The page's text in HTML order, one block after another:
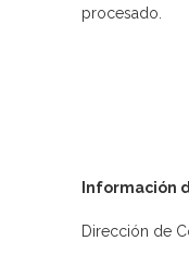
procesado.
Información
Dirección de